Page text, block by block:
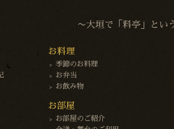
〜大垣で「料亭」とい
お料理
季節のお料理
お弁当
お飲み物
お部屋
お部屋のご紹介